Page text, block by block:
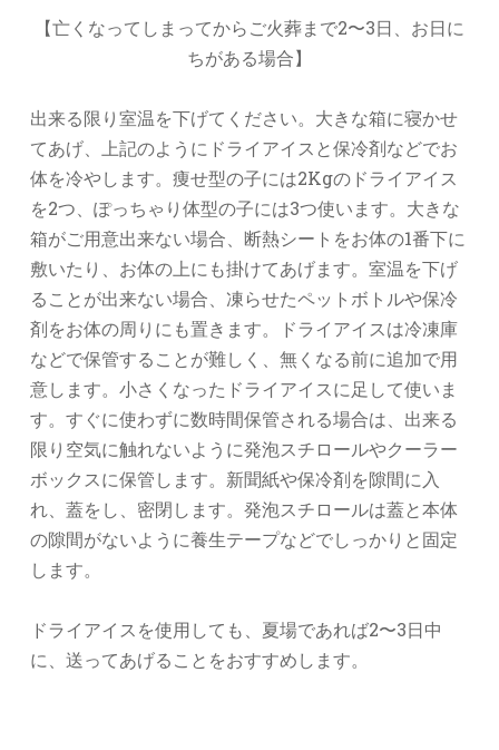
【亡くなってしまってからご火葬まで2〜3日、お日に
ちがある場合】
出来る限り室温を下げてください。大きな箱に寝かせ
てあげ、上記のようにドライアイスと保冷剤などでお
体を冷やします。痩せ型の子には2Kgのドライアイス
を2つ、ぽっちゃり体型の子には3つ使います。大きな
箱がご用意出来ない場合、断熱シートをお体の1番下に
敷いたり、お体の上にも掛けてあげます。室温を下げ
ることが出来ない場合、凍らせたペットボトルや保冷
剤をお体の周りにも置きます。ドライアイスは冷凍庫
などで保管することが難しく、無くなる前に追加で用
意します。小さくなったドライアイスに足して使いま
す。すぐに使わずに数時間保管される場合は、出来る
限り空気に触れないように発泡スチロールやクーラー
ボックスに保管します。新聞紙や保冷剤を隙間に入
れ、蓋をし、密閉します。発泡スチロールは蓋と本体
の隙間がないように養生テープなどでしっかりと固定
します。
ドライアイスを使用しても、夏場であれば2〜3日中
に、送ってあげることをおすすめします。